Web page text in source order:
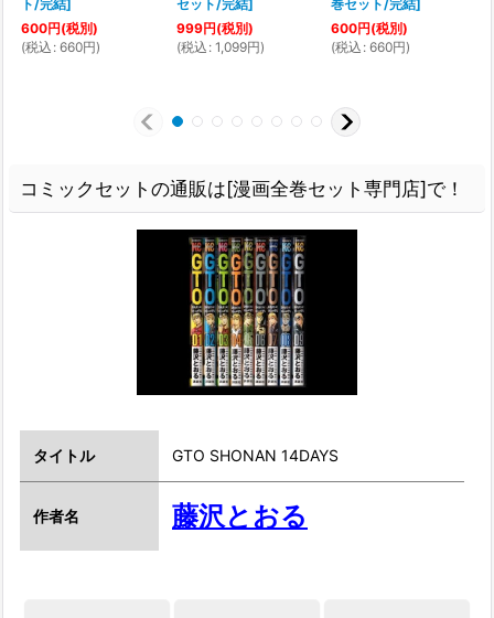
ト/完結]
600円(税別)
(税込 : 660円)
セット/完結]
999円(税別)
(税込 : 1,099円)
巻セット/完結]
600円(税別)
(税込 : 660円)
コミックセットの通販は[漫画全巻セット専門店]で！
タイトル GTO SHONAN 14DAYS
作者名 藤沢とおる